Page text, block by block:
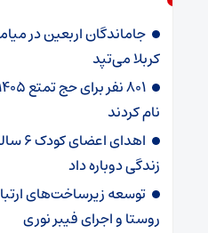
جاماندگان اربعین در
کربلا می‌تپد
نام کردند
زندگی دوباره داد
روستا و اجرای فیبر نوری